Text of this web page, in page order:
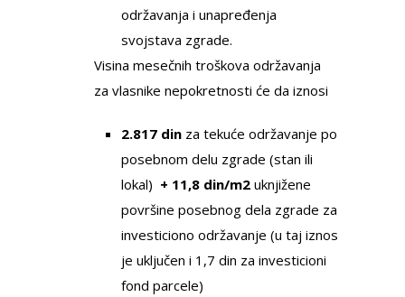
održavanja i unapređenja
svojstava zgrade.
Visina mesečnih troškova održavanja
za vlasnike nepokretnosti će da iznosi
2.817 din za tekuće održavanje po
posebnom delu zgrade (stan ili
lokal) + 11,8 din/m2 uknjižene
površine posebnog dela zgrade za
investiciono održavanje (u taj iznos
je uključen i 1,7 din za investicioni
fond parcele)